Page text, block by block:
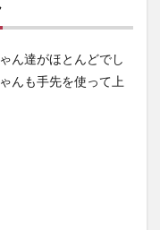
ん達がほとんどでし
んも手先を使って上